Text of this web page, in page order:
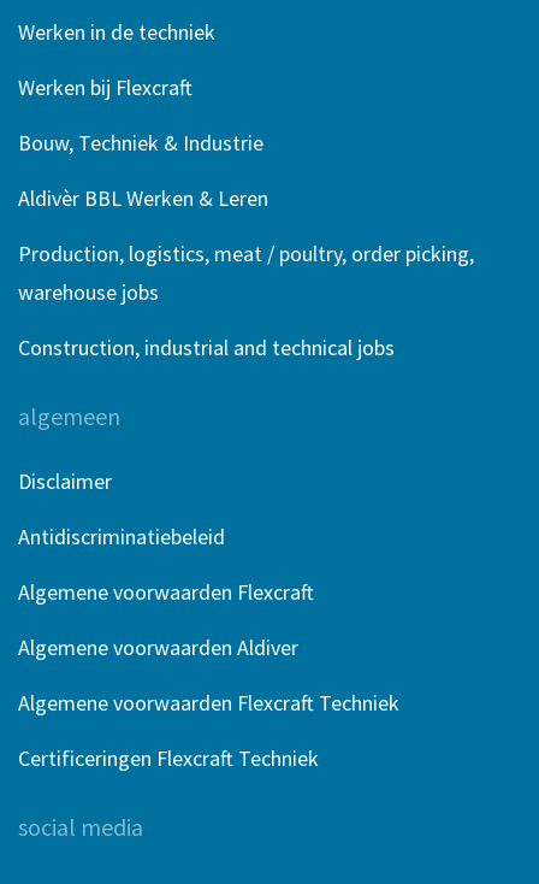
Werken in de techniek
Werken bij Flexcraft
Bouw, Techniek & Industrie
Aldivèr BBL Werken & Leren
Production, logistics, meat / poultry, order picking,
warehouse jobs
Construction, industrial and technical jobs
algemeen
Disclaimer
Antidiscriminatiebeleid
Algemene voorwaarden Flexcraft
Algemene voorwaarden Aldiver
Algemene voorwaarden Flexcraft Techniek
Certificeringen Flexcraft Techniek
social media